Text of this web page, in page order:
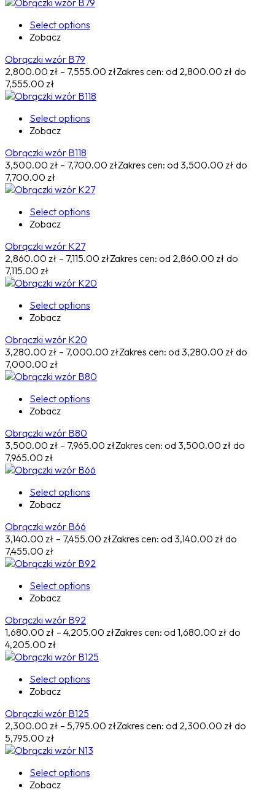
Select options
Zobacz
Obrączki wzór B79
2,800.00 zł – 7,555.00 złZakres cen: od 2,800.00 zł do
7,555.00 zł
Select options
Zobacz
Obrączki wzór B118
3,500.00 zł – 7,700.00 złZakres cen: od 3,500.00 zł do
7,700.00 zł
Select options
Zobacz
Obrączki wzór K27
2,860.00 zł – 7,115.00 złZakres cen: od 2,860.00 zł do
7,115.00 zł
Select options
Zobacz
Obrączki wzór K20
3,280.00 zł – 7,000.00 złZakres cen: od 3,280.00 zł do
7,000.00 zł
Select options
Zobacz
Obrączki wzór B80
3,500.00 zł – 7,965.00 złZakres cen: od 3,500.00 zł do
7,965.00 zł
Select options
Zobacz
Obrączki wzór B66
3,140.00 zł – 7,455.00 złZakres cen: od 3,140.00 zł do
7,455.00 zł
Select options
Zobacz
Obrączki wzór B92
1,680.00 zł – 4,205.00 złZakres cen: od 1,680.00 zł do
4,205.00 zł
Select options
Zobacz
Obrączki wzór B125
2,300.00 zł – 5,795.00 złZakres cen: od 2,300.00 zł do
5,795.00 zł
Select options
Zobacz